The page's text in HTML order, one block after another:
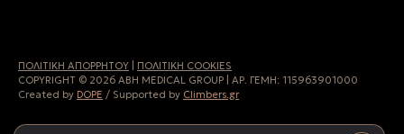
ΠΟΛΙΤΙΚH ΑΠΟΡΡHΤΟΥ
ΠΟΛΙΤΙΚΗ COOKIES
COPYRIGHT © 2026 ABH MEDICAL GROUP | ΑΡ. ΓΕΜΗ: 115963901000
Created by DOPE / Supported by Climbers.gr